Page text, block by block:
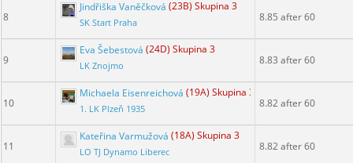
8
Jindřiška Vaněčková (23B) Skupina 3
SK Start Praha 8.85 after 60
9
Eva Šebestová (24D) Skupina 3
LK Znojmo 8.83 after 60
10
Michaela Eisenreichová (19A) Skupina 3
1. LK Plzeň 1935 8.82 after 60
11
Kateřina Varmužová (18A) Skupina 3
LO TJ Dynamo Liberec 8.82 after 60